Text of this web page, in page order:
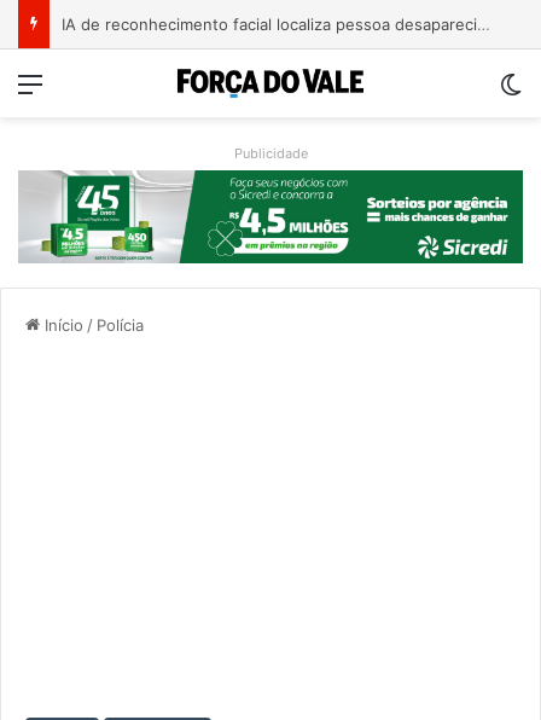
IA de reconhecimento facial localiza pessoa desaparecida há 15 anos; sistema atinge precisão de até 99%
Menu
Publicidade
Início / Polícia